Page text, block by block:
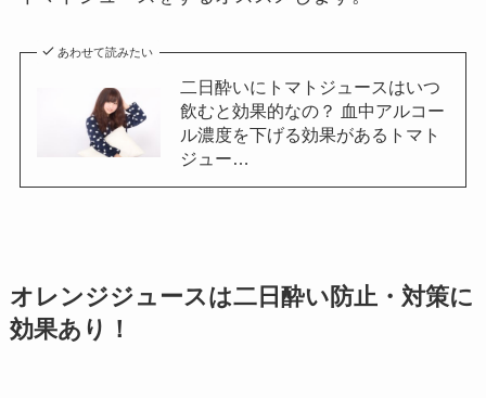
あわせて読みたい
二日酔いにトマトジュースはいつ
飲むと効果的なの？ 血中アルコー
ル濃度を下げる効果があるトマト
ジュー…
オレンジジュースは二日酔い防止・対策に
効果あり！